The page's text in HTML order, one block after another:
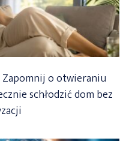
o otwieraniu
schłodzić dom bez